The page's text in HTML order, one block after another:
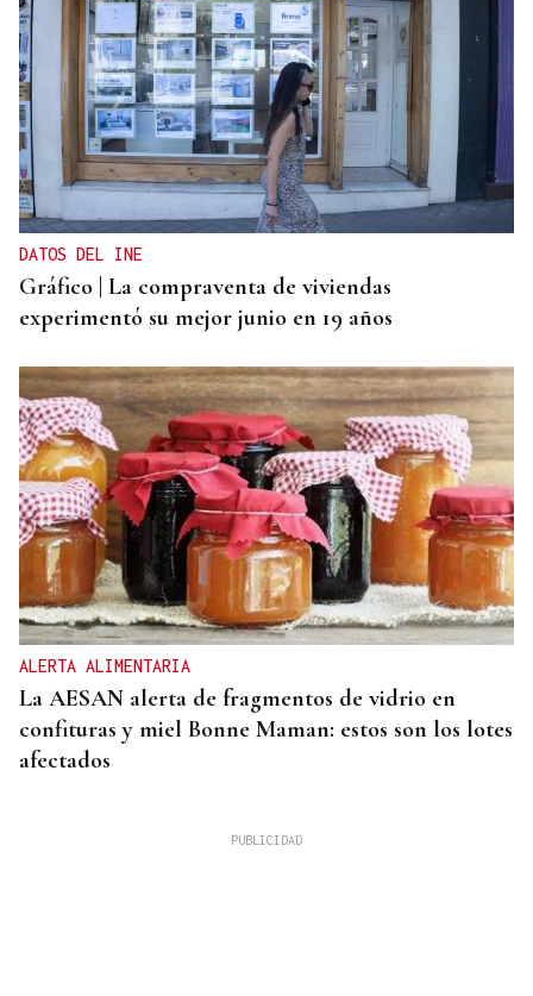
DATOS DEL INE
Gráfico | La compraventa de viviendas
experimentó su mejor junio en 19 años
ALERTA ALIMENTARIA
La AESAN alerta de fragmentos de vidrio en
confituras y miel Bonne Maman: estos son los lotes
afectados